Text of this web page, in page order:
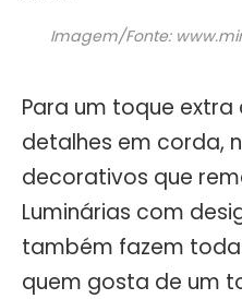
Imagem/Fonte:
Para um toque
detalhes em corda,
decorativos que
Luminárias com
também fazem
quem gosta de um